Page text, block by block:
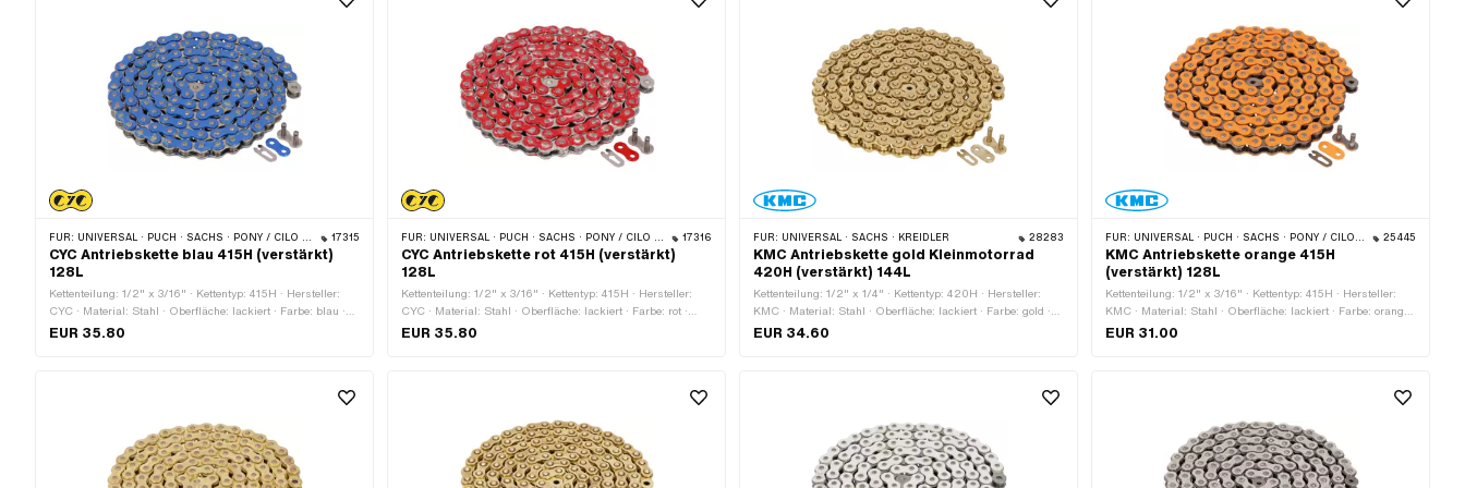
FÜR: UNIVERSAL · PUCH · SACHS · PONY / CILO (BETA 521 & 512) · ZÜNDAPP BELMONDO · TOMOS · BYE BIKE 17315
CYC Antriebskette blau 415H (verstärkt)
128L
Kettenteilung: 1/2" x 3/16" · Kettentyp: 415H · Hersteller:
CYC · Material: Stahl · Oberfläche: lackiert · Farbe: blau ·
Anzahl Kettenglieder: 128 Stk. · Abrollumfang: 1626 mm ·
EUR 35.80
FÜR: UNIVERSAL · PUCH · SACHS · PONY / CILO (BETA 521 & 512) · ZÜNDAPP BELMONDO · TOMOS · BYE BIKE 17316
CYC Antriebskette rot 415H (verstärkt)
128L
Kettenteilung: 1/2" x 3/16" · Kettentyp: 415H · Hersteller:
CYC · Material: Stahl · Oberfläche: lackiert · Farbe: rot ·
Anzahl Kettenglieder: 128 Stk. · Abrollumfang: 1626 mm ·
EUR 35.80
FÜR: UNIVERSAL · SACHS · KREIDLER 28283
KMC Antriebskette gold Kleinmotorrad
420H (verstärkt) 144L
Kettenteilung: 1/2" x 1/4" · Kettentyp: 420H · Hersteller:
KMC · Material: Stahl · Oberfläche: lackiert · Farbe: gold ·
Anzahl Kettenglieder: 144 Stk. · Abrollumfang: 1829 mm ·
EUR 34.60
FÜR: UNIVERSAL · PUCH · SACHS · PONY / CILO (BETA 521 & 512) · ZÜNDAPP BELMONDO · TOMOS · BYE BIKE 25445
KMC Antriebskette orange 415H
(verstärkt) 128L
Kettenteilung: 1/2" x 3/16" · Kettentyp: 415H · Hersteller:
KMC · Material: Stahl · Oberfläche: lackiert · Farbe: orange
· Anzahl Kettenglieder: 128 Stk. · Abrollumfang: 1626 mm ·
EUR 31.00